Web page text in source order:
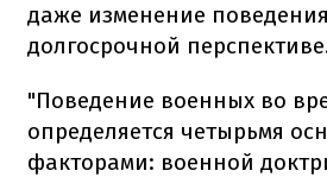
даже изменение
долгосрочной
"Поведение военных во
определяется четырьмя
факторами: военной